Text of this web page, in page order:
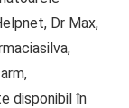
Dr Max,
disponibil în